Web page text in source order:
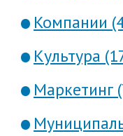
Компании
Культура
Маркетинг